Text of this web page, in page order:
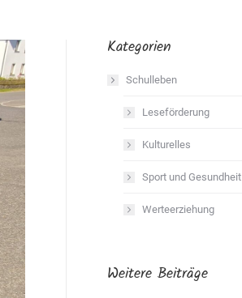
Kategorien
Schulleben
Leseförderung
Kulturelles
Sport und Gesundheit
Werteerziehung
Weitere Beiträge